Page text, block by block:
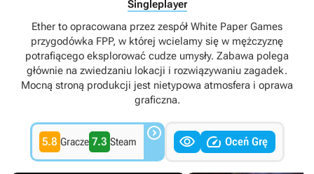
Singleplayer
Ether to opracowana przez zespół White Paper Games
przygodówka FPP, w której wcielamy się w mężczyznę
potrafiącego eksplorować cudze umysły. Zabawa polega
głównie na zwiedzaniu lokacji i rozwiązywaniu zagadek.
Mocną stroną produkcji jest nietypowa atmosfera i oprawa
graficzna.
5.8 Gracze 7.3 Steam    Oceń Grę